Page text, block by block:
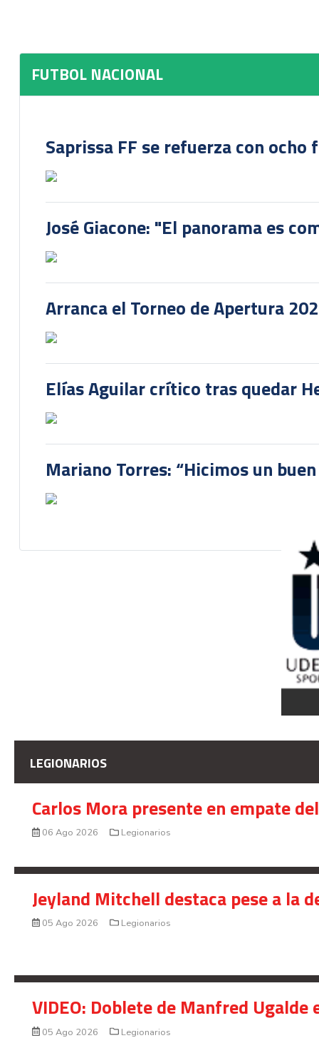
FUTBOL NACIONAL
Saprissa FF se refuerza con
José Giacone: "El panorama es
Arranca el Torneo de Apertura
Elías Aguilar crítico tras quedar
Mariano Torres: “Hicimos un
LEGIONARIOS
Carlos Mora presente en empate
06 Ago 2026 Legionarios
Jeyland Mitchell destaca pese a la
05 Ago 2026 Legionarios
VIDEO: Doblete de Manfred
05 Ago 2026 Legionarios